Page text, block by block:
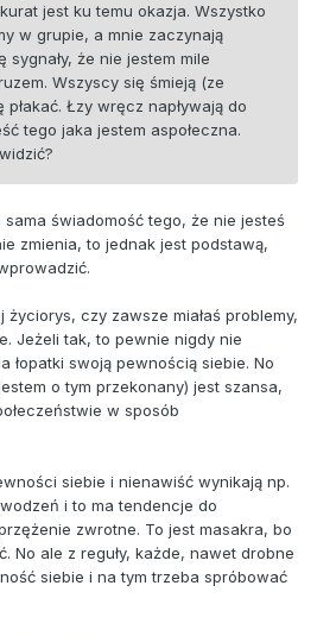
jest ku temu okazja. Wszystko
w grupie, a mnie zaczynają
sygnały, że nie jestem mile
Wszyscy się śmieją (ze
Łzy wręcz napływają do
tego jaka jestem aspołeczna.
sama świadomość tego, że nie jesteś
zmienia, to jednak jest podstawą,
czy zawsze miałaś problemy,
Jeżeli tak, to pewnie nigdy nie
łopatki swoją pewnością siebie. No
o tym przekonany) jest szansa,
w sposób
siebie i nienawiść wynikają np.
i to ma tendencje do
zwrotne. To jest masakra, bo
No ale z reguły, każde, nawet drobne
siebie i na tym trzeba spróbować